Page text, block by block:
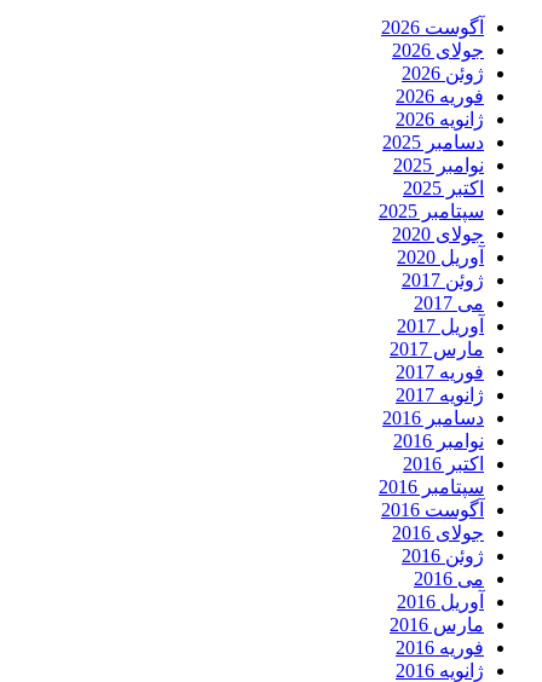
آگوست 2026
جولای 2026
ژوئن 2026
فوریه 2026
ژانویه 2026
دسامبر 2025
نوامبر 2025
اکتبر 2025
سپتامبر 2025
جولای 2020
آوریل 2020
ژوئن 2017
می 2017
آوریل 2017
مارس 2017
فوریه 2017
ژانویه 2017
دسامبر 2016
نوامبر 2016
اکتبر 2016
سپتامبر 2016
آگوست 2016
جولای 2016
ژوئن 2016
می 2016
آوریل 2016
مارس 2016
فوریه 2016
ژانویه 2016